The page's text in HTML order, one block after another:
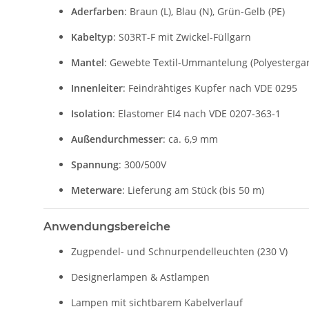
Aderfarben: Braun (L), Blau (N), Grün-Gelb (PE)
Kabeltyp: S03RT-F mit Zwickel-Füllgarn
Mantel: Gewebte Textil-Ummantelung
Innenleiter: Feindrähtiges Kupfer nach VDE 0295
Isolation: Elastomer EI4 nach VDE 0207-363-1
Außendurchmesser: ca. 6,9 mm
Spannung: 300/500V
Meterware: Lieferung am Stück (bis 50 m)
Anwendungsbereiche
Zugpendel- und Schnurpendelleuchten (230 V)
Designerlampen & Astlampen
Lampen mit sichtbarem Kabelverlauf